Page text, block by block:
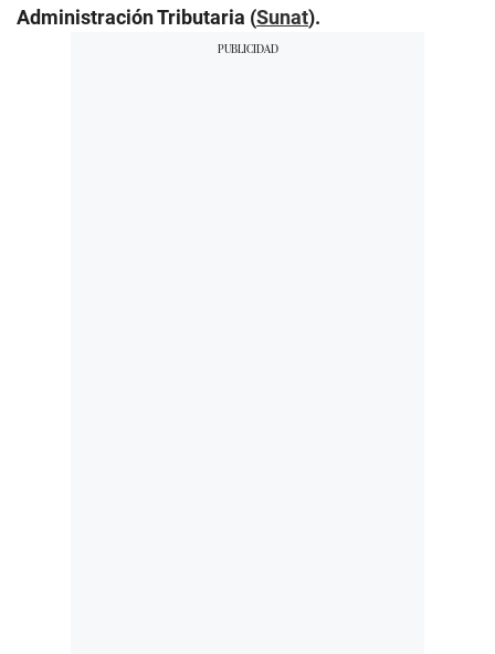
Administración Tributaria (Sunat).